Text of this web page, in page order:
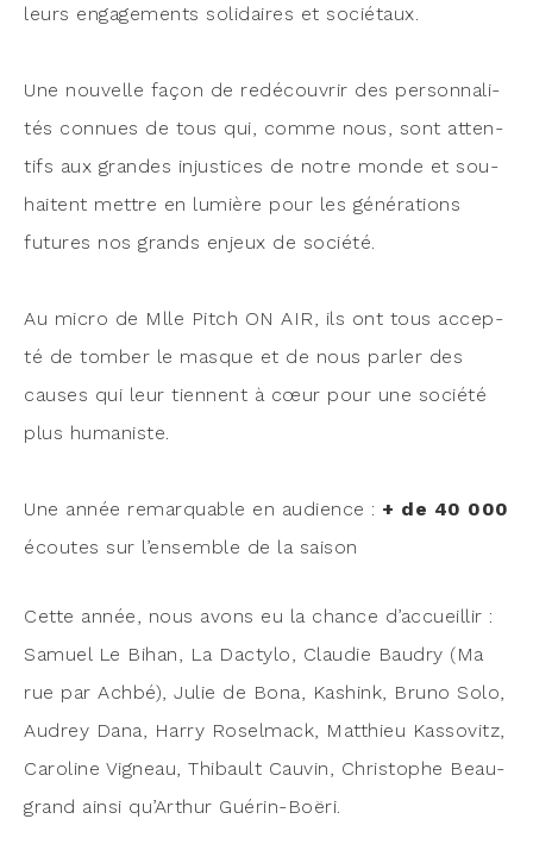
leurs enga­ge­ments soli­daires et socié­taux.
Une nou­velle façon de redé­cou­vrir des per­son­na­li­
tés connues de tous qui, comme nous, sont atten­
tifs aux grandes injus­tices de notre monde et sou­
haitent mettre en lumière pour les géné­ra­tions
futures nos grands enjeux de socié­té.
Au micro de Mlle Pitch ON AIR, ils ont tous accep­
té de tom­ber le masque et de nous par­ler des
causes qui leur tiennent à cœur pour une socié­té
plus huma­niste.
Une année remar­quable en audience : + de 40 000
écoutes sur l’en­semble de la saison
Cette année, nous avons eu la chance d’accueillir :
Samuel Le Bihan, La Dac­ty­lo, Clau­die Bau­dry (Ma
rue par Ach­bé), Julie de Bona, Kashink, Bru­no Solo,
Audrey Dana, Har­ry Rosel­mack, Mat­thieu Kas­so­vitz,
Caro­line Vigneau, Thi­bault Cau­vin, Chris­tophe Beau­
grand ain­si qu’Ar­thur Guérin-Boëri.